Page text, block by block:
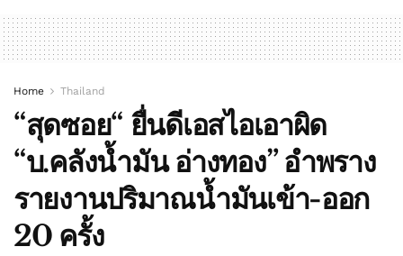
Home Thailand
“สุดซอย“ ยื่นดีเอสไอเอาผิด
“บ.คลังน้ำมัน อ่างทอง” อำพราง
รายงานปริมาณน้ำมันเข้า-ออก
20 ครั้ง